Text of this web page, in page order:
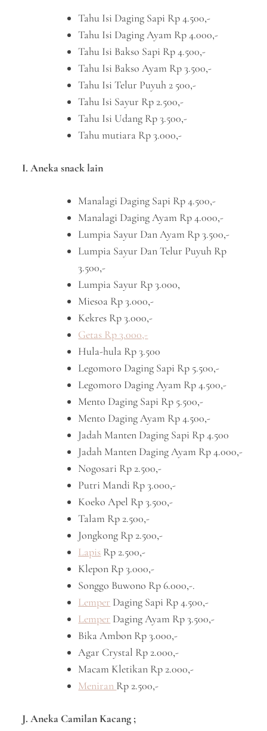
Tahu Isi Daging Sapi Rp 4.500,-
Tahu Isi Daging Ayam Rp 4.000,-
Tahu Isi Bakso Sapi Rp 4.500,-
Tahu Isi Bakso Ayam Rp 3.500,-
Tahu Isi Telur Puyuh 2 500,-
Tahu Isi Sayur Rp 2.500,-
Tahu Isi Udang Rp 3.500,-
Tahu mutiara Rp 3.000,-
I. Aneka snack lain
Manalagi Daging Sapi Rp 4.500,-
Manalagi Daging Ayam Rp 4.000,-
Lumpia Sayur Dan Ayam Rp 3.500,-
Lumpia Sayur Dan Telur Puyuh Rp
3.500,-
Lumpia Sayur Rp 3.000,
Miesoa Rp 3.000,-
Kekres Rp 3.000,-
Getas Rp 3.000,-
Hula-hula Rp 3.500
Legomoro Daging Sapi Rp 5.500,-
Legomoro Daging Ayam Rp 4.500,-
Mento Daging Sapi Rp 5.500,-
Mento Daging Ayam Rp 4.500,-
Jadah Manten Daging Sapi Rp 4.500
Jadah Manten Daging Ayam Rp 4.000,-
Nogosari Rp 2.500,-
Putri Mandi Rp 3.000,-
Koeko Apel Rp 3.500,-
Talam Rp 2.500,-
Jongkong Rp 2.500,-
Lapis Rp 2.500,-
Klepon Rp 3.000,-
Songgo Buwono Rp 6.000,-.
Lemper Daging Sapi Rp 4.500,-
Lemper Daging Ayam Rp 3.500,-
Bika Ambon Rp 3.000,-
Agar Crystal Rp 2.000,-
Macam Kletikan Rp 2.000,-
Meniran Rp 2.500,-
J. Aneka Camilan Kacang ;